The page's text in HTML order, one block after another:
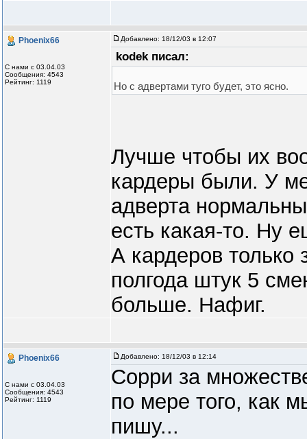
Phoenix66
С нами с 03.04.03
Сообщения: 4543
Рейтинг: 1119
Добавлено: 18/12/03 в 12:07
kodek писал:
Но с адвертами туго будет, это ясно.
Лучше чтобы их
кардеры были. У
адверта
есть какая-то. Ну
А кардеров только
полгода штук 5
больше. Нафиг.
Phoenix66
С нами с 03.04.03
Сообщения: 4543
Рейтинг: 1119
Добавлено: 18/12/03 в 12:14
Сорри за
по мере того, как
пишу...